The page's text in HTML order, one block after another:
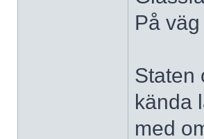
På
Staten
kända
med